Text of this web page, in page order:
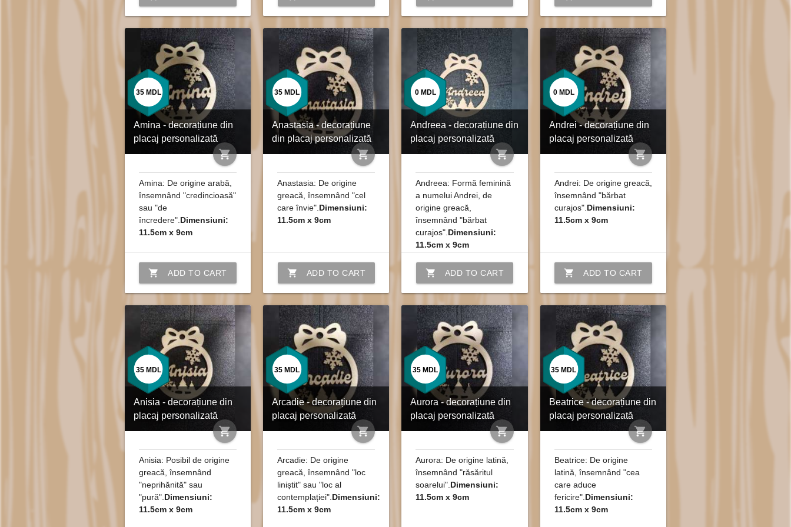
Amina - decorațiune din
placaj personalizată
shopping_cart
35 MDL
Amina: De origine arabă,
însemnând "credincioasă"
sau "de
încredere". Dimensiuni:
11.5cm x 9cm
shopping_cart ADD TO CART
Anastasia - decorațiune
din placaj personalizată
shopping_cart
35 MDL
Anastasia: De origine
greacă, însemnând "cel
care învie". Dimensiuni:
11.5cm x 9cm
shopping_cart ADD TO CART
Andreea - decorațiune din
placaj personalizată
shopping_cart
0 MDL
Andreea: Formă feminină
a numelui Andrei, de
origine greacă,
însemnând "bărbat
curajos". Dimensiuni:
11.5cm x 9cm
shopping_cart ADD TO CART
Andrei - decorațiune din
placaj personalizată
shopping_cart
0 MDL
Andrei: De origine greacă,
însemnând "bărbat
curajos". Dimensiuni:
11.5cm x 9cm
shopping_cart ADD TO CART
Anisia - decorațiune din
placaj personalizată
shopping_cart
35 MDL
Anisia: Posibil de origine
greacă, însemnând
"neprihănită" sau
"pură".Dimensiuni:
11.5cm x 9cm
Arcadie - decorațiune din
placaj personalizată
shopping_cart
35 MDL
Arcadie: De origine
greacă, însemnând "loc
liniștit" sau "loc al
contemplației".Dimensiuni:
11.5cm x 9cm
Aurora - decorațiune din
placaj personalizată
shopping_cart
35 MDL
Aurora: De origine latină,
însemnând "răsăritul
soarelui".Dimensiuni:
11.5cm x 9cm
Beatrice - decorațiune din
placaj personalizată
shopping_cart
35 MDL
Beatrice: De origine
latină, însemnând "cea
care aduce
fericire".Dimensiuni:
11.5cm x 9cm